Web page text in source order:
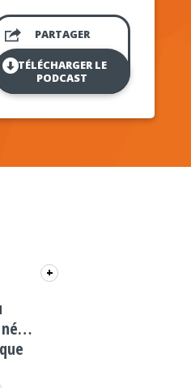
PARTAGER
TÉLÉCHARGER LE
PODCAST
+